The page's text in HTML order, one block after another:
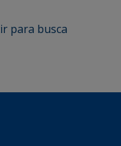
ir para busca